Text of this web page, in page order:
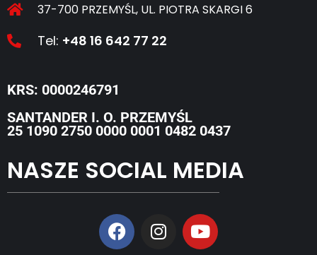
37-700 PRZEMYŚL, UL. PIOTRA SKARGI 6
Tel: +48 16 642 77 22
KRS: 0000246791
SANTANDER I. O. PRZEMYŚL
25 1090 2750 0000 0001 0482 0437
NASZE SOCIAL MEDIA